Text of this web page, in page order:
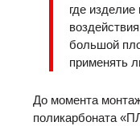
где
большой
применять
До момента
поликарбоната